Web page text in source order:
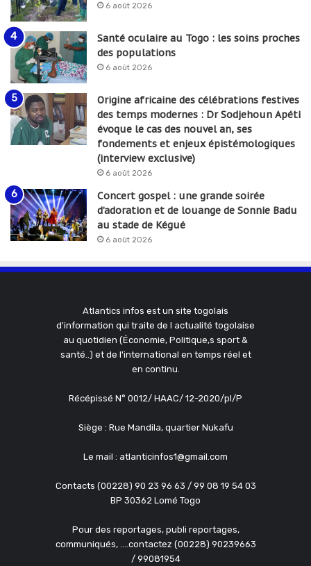
6 août 2026
Santé oculaire au Togo : les soins proches
des populations
6 août 2026
Origine africaine des célébrations festives
des temps modernes : Dr Sodjehoun Apéti
évoque le cas des nouvel an, ses
fondements et enjeux épistémologiques
(interview exclusive)
6 août 2026
Concert gospel : une grande soirée
d’adoration et de louange de Sonnie Badu
au stade de Kégué
6 août 2026
Atlantics infos est un site togolais
d'information qui traite de l actualité togolaise
au quotidien (Économie, Politique,s sport &
santé..) et de l'international en temps réel et
en continu.
Récépissé N° 0012/ HAAC/ 12-2020/pl/P
Siège : Rue Mandila, quartier Nukafu
Le mail : atlanticinfos1@gmail.com
Contacts (00228) 90 23 96 63 / 99 08 19 54 03
BP 30362 Lomé Togo
Pour des reportages, publi reportages,
communiqués, ....contactez (00228) 90239663
/ 99081954